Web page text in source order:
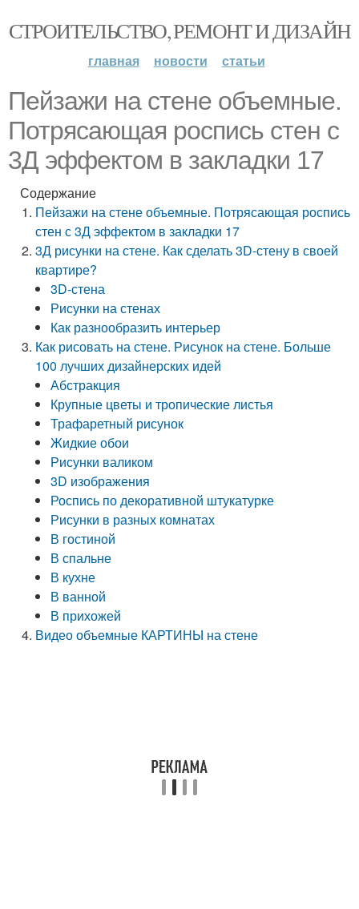
СТРОИТЕЛЬСТВО, РЕМОНТ И ДИЗАЙН
главная новости статьи
Пейзажи на стене объемные.
Потрясающая роспись стен с
3Д эффектом в закладки 17
Содержание
Пейзажи на стене объемные. Потрясающая роспись
стен с 3Д эффектом в закладки 17
3Д рисунки на стене. Как сделать 3D-стену в своей
квартире?
3D-стена
Рисунки на стенах
Как разнообразить интерьер
Как рисовать на стене. Рисунок на стене. Больше
100 лучших дизайнерских идей
Абстракция
Крупные цветы и тропические листья
Трафаретный рисунок
Жидкие обои
Рисунки валиком
3D изображения
Роспись по декоративной штукатурке
Рисунки в разных комнатах
В гостиной
В спальне
В кухне
В ванной
В прихожей
Видео объемные КАРТИНЫ на стене